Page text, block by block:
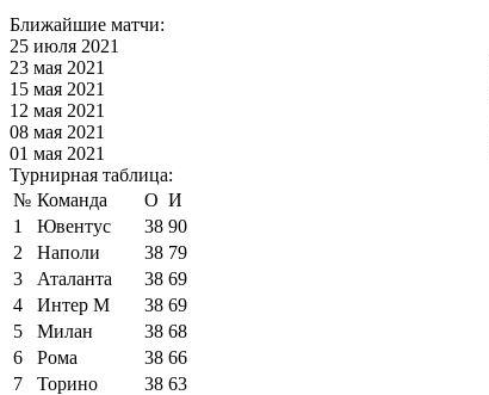
Ближайшие матчи:
25 июля 2021
23 мая 2021
15 мая 2021
12 мая 2021
08 мая 2021
01 мая 2021
Турнирная таблица:
№ Команда О И
1
Ювентус 38 90
2
Наполи 38 79
3
Аталанта 38 69
4
Интер М 38 69
5
Милан 38 68
6
Рома 38 66
7
Торино 38 63